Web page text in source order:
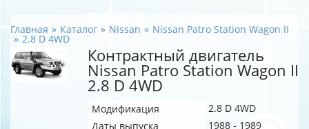
Главная Каталог Nissan Nissan Patro Station Wagon II
2.8 D 4WD
Контрактный двигатель
Nissan Patro Station Wagon II
2.8 D 4WD
Модификация
2.8 D 4WD
Даты выпуска
1988 - 1989